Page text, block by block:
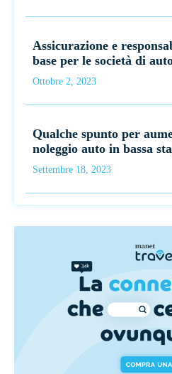
Assicurazione e
base per le società di
Ottobre 2, 2023
Qualche spunto per
noleggio auto in bassa
Settembre 18, 2023